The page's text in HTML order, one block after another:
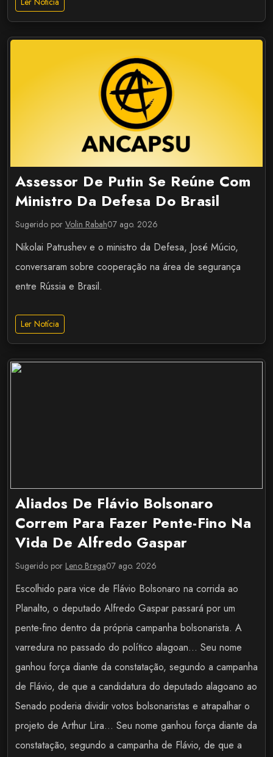
Assessor De Putin Se Reúne Com
Ministro Da Defesa Do Brasil
Sugerido por Volin Rabah07 ago. 2026
Nikolai Patrushev e o ministro da Defesa, José Múcio,
conversaram sobre cooperação na área de segurança
entre Rússia e Brasil.
Ler Notícia
Aliados De Flávio Bolsonaro
Correm Para Fazer Pente-Fino Na
Vida De Alfredo Gaspar
Sugerido por Leno Brega07 ago. 2026
Escolhido para vice de Flávio Bolsonaro na corrida ao
Planalto, o deputado Alfredo Gaspar passará por um
pente-fino dentro da própria campanha bolsonarista. A
varredura no passado do político alagoan... Seu nome
ganhou força diante da constatação, segundo a campanha
de Flávio, de que a candidatura do deputado alagoano ao
Senado poderia dividir votos bolsonaristas e atrapalhar o
projeto de Arthur Lira... Seu nome ganhou força diante da
constatação, segundo a campanha de Flávio, de que a